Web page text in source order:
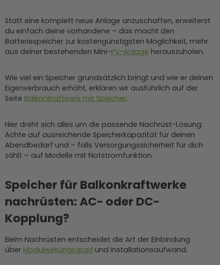
Statt eine komplett neue Anlage anzuschaffen, erweiterst
du einfach deine vorhandene – das macht den
Batteriespeicher zur kostengünstigsten Möglichkeit, mehr
aus deiner bestehenden Mini-PV-Anlage herauszuholen.
Wie viel ein Speicher grundsätzlich bringt und wie er deinen
Eigenverbrauch erhöht, erklären wir ausführlich auf der
Seite Balkonkraftwerk mit Speicher.
Hier dreht sich alles um die passende Nachrüst-Lösung:
Achte auf ausreichende Speicherkapazität für deinen
Abendbedarf und – falls Versorgungssicherheit für dich
zählt – auf Modelle mit Notstromfunktion.
Speicher für Balkonkraftwerke
nachrüsten: AC- oder DC-
Kopplung?
Beim Nachrüsten entscheidet die Art der Einbindung
über Modulwirkungsgrad und Installationsaufwand.